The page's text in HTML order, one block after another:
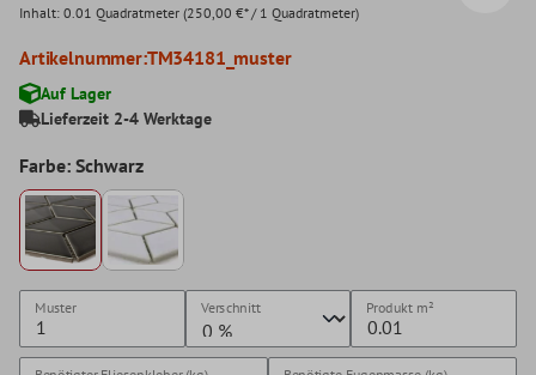
Inhalt: 0.01 Quadratmeter (250,00 €* / 1 Quadratmeter)
Artikelnummer:TM34181_muster
Auf Lager
Lieferzeit 2-4 Werktage
Farbe: Schwarz
Muster Verschnitt Produkt m²